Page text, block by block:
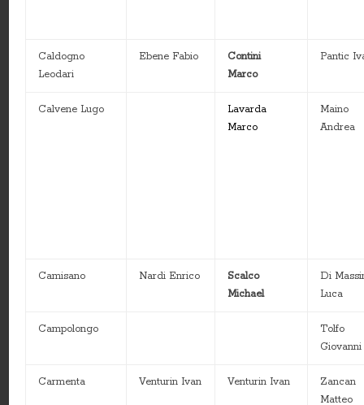
Caldogno
Leodari
Ebene Fabio
Contini
Marco
Pantic
Calvene Lugo
Lavarda
Marco
Maino
Andrea
Camisano Nardi Enrico
Scalco
Michael
Di
Luca
Campolongo
Tolfo
Giovanni
Carmenta Venturin Ivan Venturin Ivan
Zancan
Matteo